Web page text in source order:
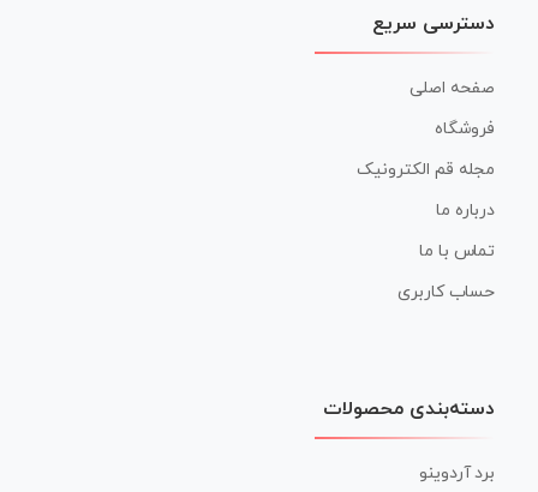
دسترسی سریع
صفحه اصلی
فروشگاه
مجله قم الکترونیک
درباره ما
تماس با ما
حساب کاربری
دسته‌بندی محصولات
برد آردوینو